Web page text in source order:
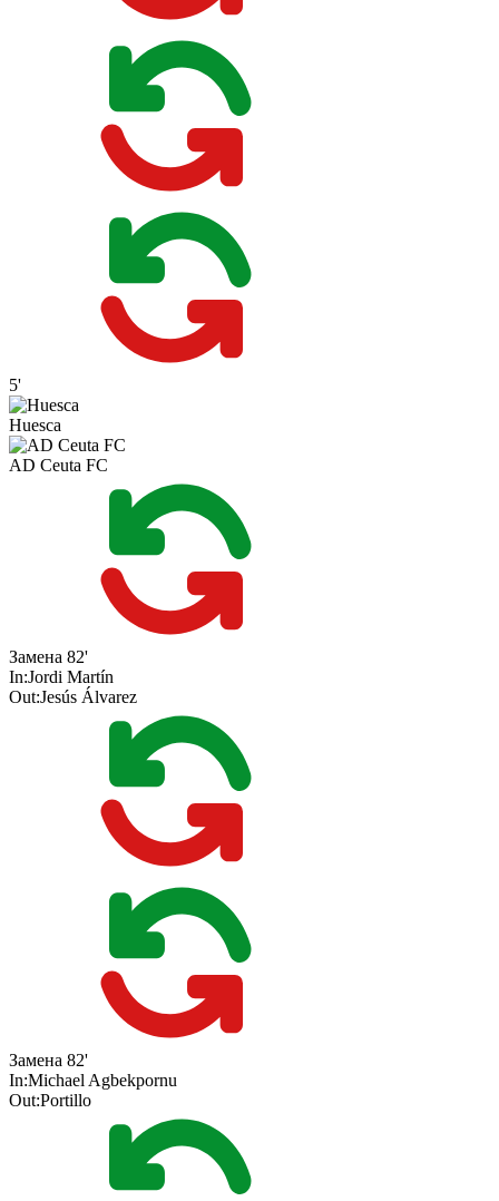
5'
Huesca
AD Ceuta FC
Замена 82'
In:Jordi Martín
Out:Jesús Álvarez
Замена 82'
In:Michael Agbekpornu
Out:Portillo